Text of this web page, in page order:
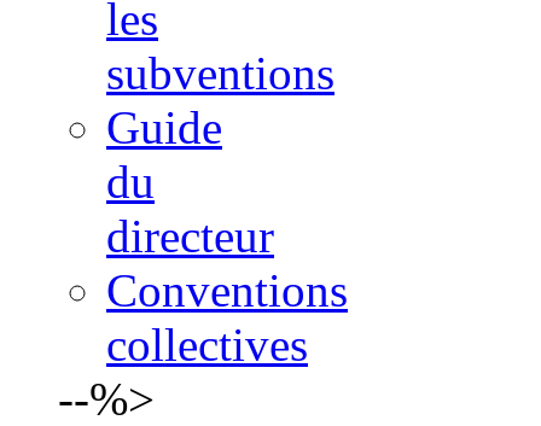
les
subventions
Guide
du
directeur
Conventions
collectives
--%>